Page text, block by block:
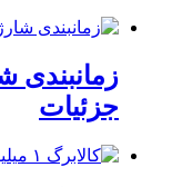
زمانبندی
جزئیات